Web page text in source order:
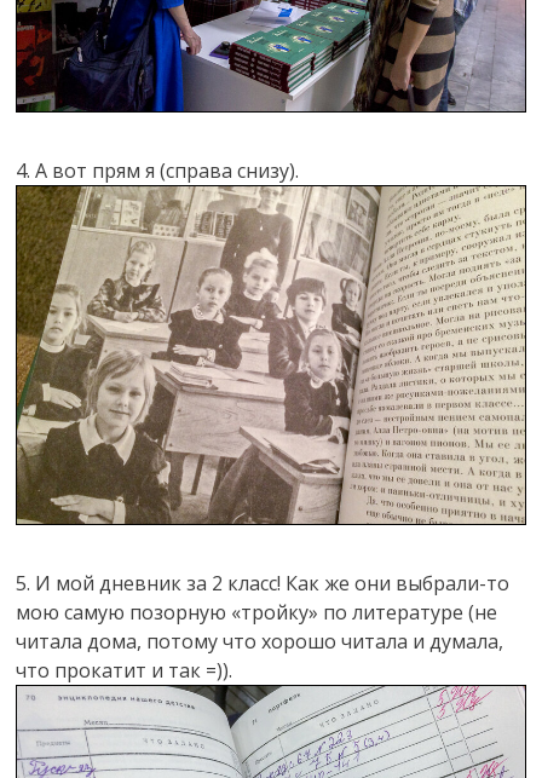
4. А вот прям я (справа снизу).
5. И мой дневник за 2 класс! Как же они выбрали-то
мою самую позорную «тройку» по литературе (не
читала дома, потому что хорошо читала и думала,
что прокатит и так =)).